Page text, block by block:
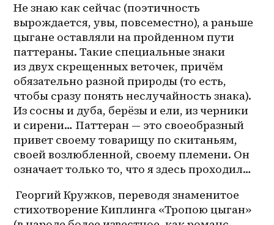
Не знаю как сейчас (поэтичность
вырождается, увы, повсеместно), а раньше
цыгане оставляли на пройденном пути
паттераны. Такие специальные знаки
из двух скрещенных веточек, причём
обязательно разной природы (то есть,
чтобы сразу понять неслучайность знака).
Из сосны и дуба, берёзы и ели, из черники
и сирени… Паттеран — это своеобразный
привет своему товарищу по скитаньям,
своей возлюбленной, своему племени. Он
означает только то, что я здесь проходил…
Георгий Кружков, переводя знаменитое
стихотворение Киплинга «Тропою цыган»